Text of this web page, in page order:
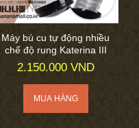
Máy bú cu tự động nhiều
chế độ rung Katerina III
2.150.000 VND